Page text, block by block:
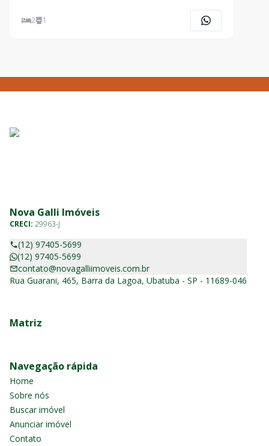
de vida. O bairro é conhecido pelo clima residencial,
proximidade com áreas verdes e fácil acesso a
2 1
Nova Galli Imóveis
CRECI: 29963-J
(12) 97405-5699
(12) 97405-5699
contato@novagalliimoveis.com.br
Rua Guarani, 465, Barra da Lagoa, Ubatuba - SP - 11689-046
Matriz
Navegação rápida
Home
Sobre nós
Buscar imóvel
Anunciar imóvel
Contato